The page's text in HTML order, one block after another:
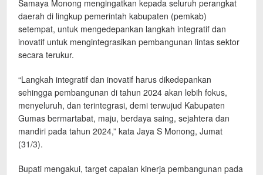
Samaya Monong mengingatkan kepada seluruh perangkat
daerah di lingkup pemerintah kabupaten (pemkab)
setempat, untuk mengedepankan langkah integratif dan
inovatif untuk mengintegrasikan pembangunan lintas sektor
secara terukur.
“Langkah integratif dan inovatif harus dikedepankan
sehingga pembangunan di tahun 2024 akan lebih fokus,
menyeluruh, dan terintegrasi, demi terwujud Kabupaten
Gumas bermartabat, maju, berdaya saing, sejahtera dan
mandiri pada tahun 2024,” kata Jaya S Monong, Jumat
(31/3).
Bupati mengakui, target capaian kinerja pembangunan pada